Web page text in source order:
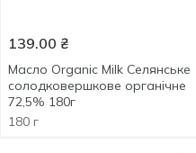
139.00 ₴
Масло Organic Milk Селянське
солодковершкове органічне
72,5% 180г
180 г